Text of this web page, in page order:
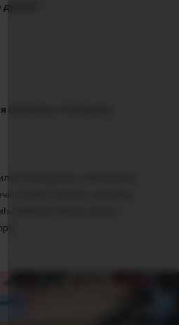
остались о Галкине у
беседовать с Максимом,
Сейчас говорит: «Ещё бы
Катюша теперь узнает